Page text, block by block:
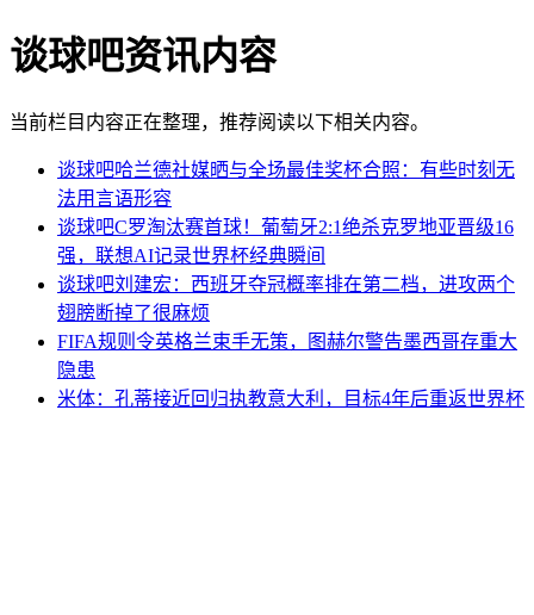
谈球吧资讯内容
当前栏目内容正在整理，推荐阅读以下相关内容。
谈球吧哈兰德社媒晒与全场最佳奖杯合照：有些时刻无
法用言语形容
谈球吧C罗淘汰赛首球！葡萄牙2:1绝杀克罗地亚晋级16
强，联想AI记录世界杯经典瞬间
谈球吧刘建宏：西班牙夺冠概率排在第二档，进攻两个
翅膀断掉了很麻烦
FIFA规则令英格兰束手无策，图赫尔警告墨西哥存重大
隐患
米体：孔蒂接近回归执教意大利，目标4年后重返世界杯